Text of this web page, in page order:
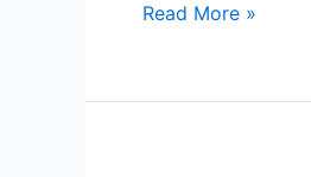
Read More »